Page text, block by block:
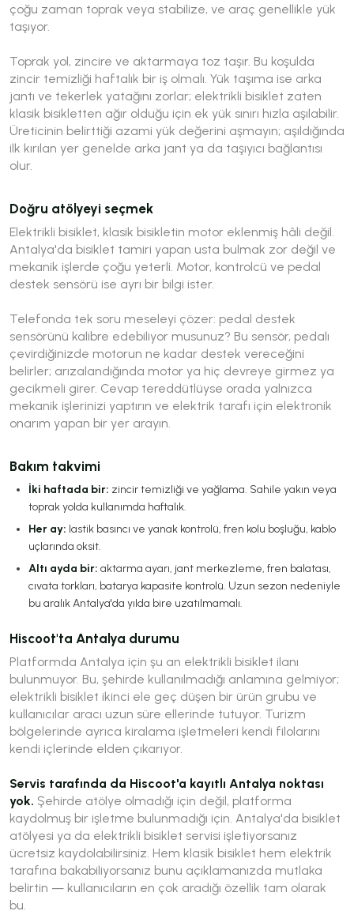
çoğu zaman toprak veya stabilize, ve araç genellikle yük
taşıyor.
Toprak yol, zincire ve aktarmaya toz taşır. Bu koşulda
zincir temizliği haftalık bir iş olmalı. Yük taşıma ise arka
jantı ve tekerlek yatağını zorlar; elektrikli bisiklet zaten
klasik bisikletten ağır olduğu için ek yük sınırı hızla aşılabilir.
Üreticinin belirttiği azami yük değerini aşmayın; aşıldığında
ilk kırılan yer genelde arka jant ya da taşıyıcı bağlantısı
olur.
Doğru atölyeyi seçmek
Elektrikli bisiklet, klasik bisikletin motor eklenmiş hâli değil.
Antalya'da bisiklet tamiri yapan usta bulmak zor değil ve
mekanik işlerde çoğu yeterli. Motor, kontrolcü ve pedal
destek sensörü ise ayrı bir bilgi ister.
Telefonda tek soru meseleyi çözer: pedal destek
sensörünü kalibre edebiliyor musunuz? Bu sensör, pedalı
çevirdiğinizde motorun ne kadar destek vereceğini
belirler; arızalandığında motor ya hiç devreye girmez ya
gecikmeli girer. Cevap tereddütlüyse orada yalnızca
mekanik işlerinizi yaptırın ve elektrik tarafı için elektronik
onarım yapan bir yer arayın.
Bakım takvimi
İki haftada bir: zincir temizliği ve yağlama. Sahile yakın veya
toprak yolda kullanımda haftalık.
Her ay: lastik basıncı ve yanak kontrolü, fren kolu boşluğu, kablo
uçlarında oksit.
Altı ayda bir: aktarma ayarı, jant merkezleme, fren balatası,
cıvata torkları, batarya kapasite kontrolü. Uzun sezon nedeniyle
bu aralık Antalya'da yılda bire uzatılmamalı.
Hiscoot'ta Antalya durumu
Platformda Antalya için şu an elektrikli bisiklet ilanı
bulunmuyor. Bu, şehirde kullanılmadığı anlamına gelmiyor;
elektrikli bisiklet ikinci ele geç düşen bir ürün grubu ve
kullanıcılar aracı uzun süre ellerinde tutuyor. Turizm
bölgelerinde ayrıca kiralama işletmeleri kendi filolarını
kendi içlerinde elden çıkarıyor.
Servis tarafında da Hiscoot'a kayıtlı Antalya noktası
yok. Şehirde atölye olmadığı için değil, platforma
kaydolmuş bir işletme bulunmadığı için. Antalya'da bisiklet
atölyesi ya da elektrikli bisiklet servisi işletiyorsanız
ücretsiz kaydolabilirsiniz. Hem klasik bisiklet hem elektrik
tarafına bakabiliyorsanız bunu açıklamanızda mutlaka
belirtin — kullanıcıların en çok aradığı özellik tam olarak
bu.